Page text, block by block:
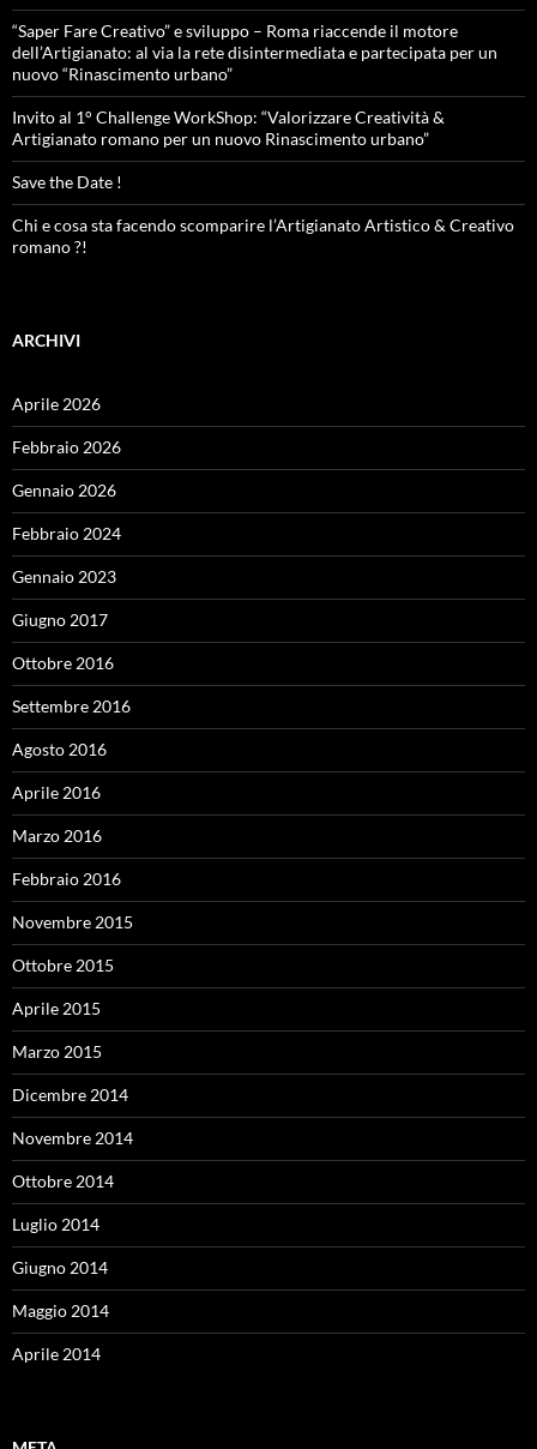
“Saper Fare Creativo” e sviluppo – Roma riaccende il motore
dell’Artigianato: al via la rete disintermediata e partecipata per un
nuovo “Rinascimento urbano”
Invito al 1° Challenge WorkShop: “Valorizzare Creatività &
Artigianato romano per un nuovo Rinascimento urbano”
Save the Date !
Chi e cosa sta facendo scomparire l’Artigianato Artistico & Creativo
romano ?!
ARCHIVI
Aprile 2026
Febbraio 2026
Gennaio 2026
Febbraio 2024
Gennaio 2023
Giugno 2017
Ottobre 2016
Settembre 2016
Agosto 2016
Aprile 2016
Marzo 2016
Febbraio 2016
Novembre 2015
Ottobre 2015
Aprile 2015
Marzo 2015
Dicembre 2014
Novembre 2014
Ottobre 2014
Luglio 2014
Giugno 2014
Maggio 2014
Aprile 2014